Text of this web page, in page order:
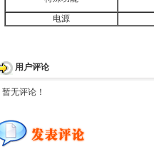
电源
用户评论
暂无评论！